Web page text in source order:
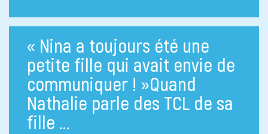
« Nina a toujours été une
petite fille qui avait envie de
communiquer ! »Quand
Nathalie parle des TCL de sa
fille …